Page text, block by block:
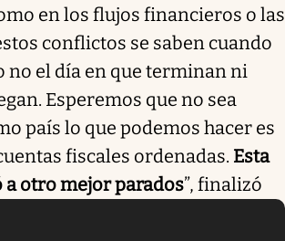
en los flujos financieros o las
conflictos se saben cuando
no el día en que terminan ni
Esperemos que no sea
país lo que podemos hacer es
fiscales ordenadas. Esta
a otro mejor parados”, finalizó